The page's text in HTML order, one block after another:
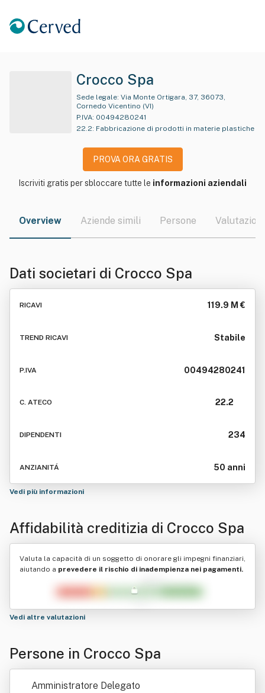
Crocco Spa
Sede legale:
Cornedo Vicentino (VI)
P.IVA: 00494280241
22.2: Fabbricazione di prodotti in materie plastiche
PROVA ORA GRATIS
Iscriviti gratis per sbloccare tutte le informazioni aziendali
Overview Aziende simili Persone Valutazioni
Dati societari di Crocco Spa
RICAVI 119.9 M €
TREND RICAVI Stabile
P.IVA 00494280241
C. ATECO 22.2
DIPENDENTI 234
ANZIANITÁ 50 anni
Vedi più informazioni
Affidabilità creditizia di Crocco Spa
Valuta la capacità di un soggetto di onorare gli impegni finanziari,
aiutando a prevedere il rischio di inadempienza nei pagamenti.
Vedi altre valutazioni
Persone in Crocco Spa
Amministratore Delegato